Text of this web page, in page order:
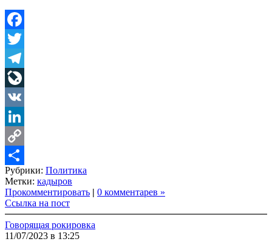
Facebook
Twitter
Telegram
LiveJournal
VK
LinkedIn
Copy
Link
Share
Рубрики: Политика
Метки: кадыров
Прокомментировать | 0 комментарев »
Ссылка на пост
Говорящая рокировка
11/07/2023 в 13:25